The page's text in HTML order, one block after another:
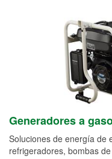
Generadores a
Soluciones de energía de
refrigeradores, bombas